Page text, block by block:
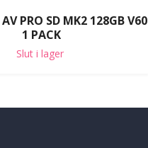
PRO SD MK2 128GB V60
1 PACK
Slut i lager